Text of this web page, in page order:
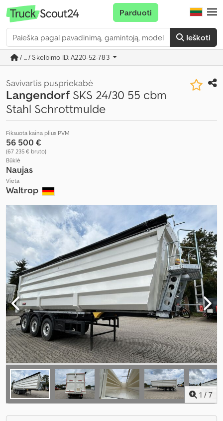
Ieškoti
Parduoti
/ ... / Skelbimo ID: A220-52-783
Savivartis puspriekabė
Langendorf SKS 24/30 55 cbm
Stahl Schrottmulde
Fiksuota kaina plius PVM
56 500 €
(67 235 € bruto)
Būklė
Naujas
Vieta
Waltrop
1 / 7